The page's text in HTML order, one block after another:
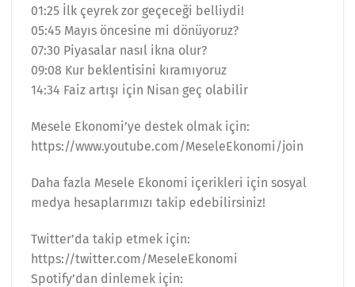
01:25 İlk çeyrek zor geçeceği belliydi!
05:45 Mayıs öncesine mi dönüyoruz?
07:30 Piyasalar nasıl ikna olur?
09:08 Kur beklentisini kıramıyoruz
14:34 Faiz artışı için Nisan geç olabilir
Mesele Ekonomi’ye destek olmak için:
https://www.youtube.com/MeseleEkonomi/join
Daha fazla Mesele Ekonomi içerikleri için sosyal
medya hesaplarımızı takip edebilirsiniz!
Twitter’da takip etmek için:
https://twitter.com/MeseleEkonomi
Spotify’dan dinlemek için: